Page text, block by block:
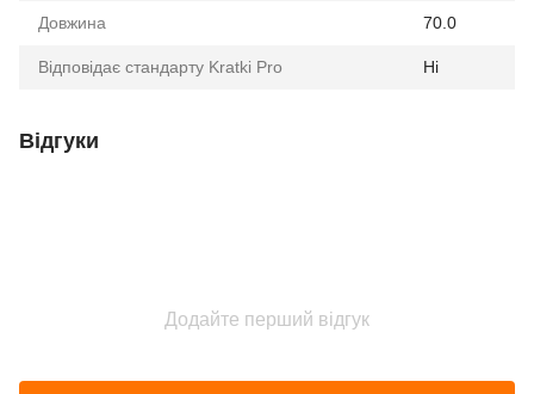
Довжина 70.0
Відповідає стандарту Kratki Pro Ні
Відгуки
Додайте перший відгук